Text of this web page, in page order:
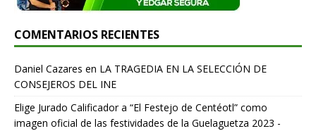
COMENTARIOS RECIENTES
Daniel Cazares en LA TRAGEDIA EN LA SELECCIÓN DE
CONSEJEROS DEL INE
Elige Jurado Calificador a “El Festejo de Centéotl” como
imagen oficial de las festividades de la Guelaguetza 2023 -